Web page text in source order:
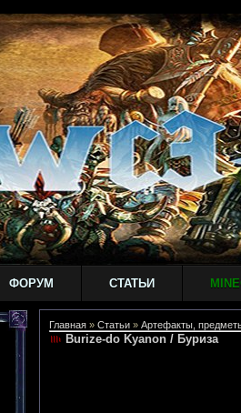
ФОРУМ СТАТЬИ
Главная » Статьи » Артефакты,
Burize-do Kyanon / Буриза